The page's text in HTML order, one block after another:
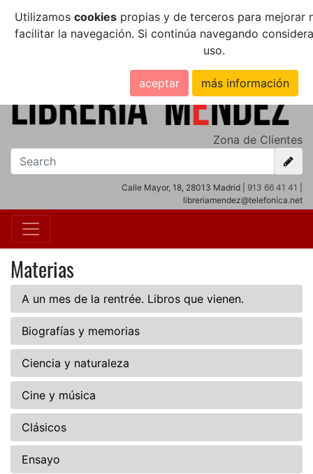
Utilizamos cookiespropias y de terceros para mejorar
facilitar la navegación. Si continúa navegando
uso.
aceptar más información
Zona de Clientes
Calle Mayor, 18, 28013 Madrid | 913 66 41 41
libreriamendez@telefonica.net
Materias
A un mes de la rentrée. Libros que vienen.
Biografías y memorias
Ciencia y naturaleza
Cine y música
Clásicos
Ensayo